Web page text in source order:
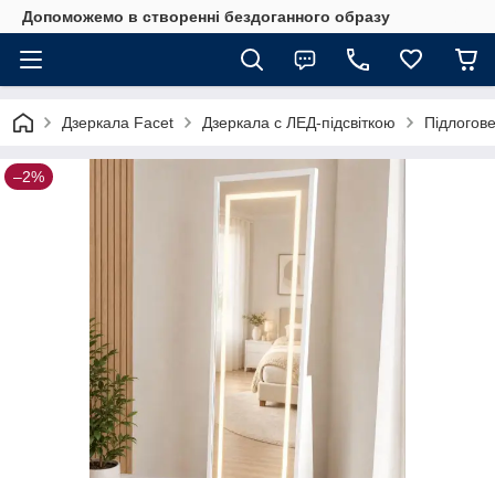
Допоможемо в створенні бездоганного образу
Дзеркала Facet Дзеркала с ЛЕД-підсвіткою
–2%